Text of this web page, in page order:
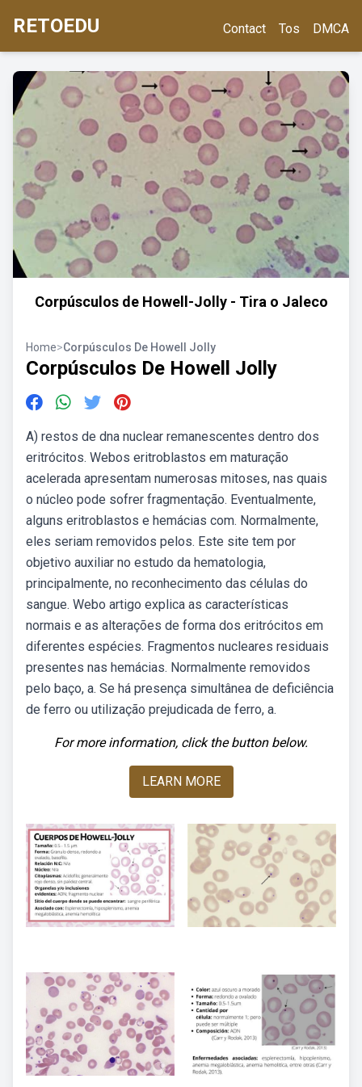
RETOEDU Contact Tos DMCA
Corpúsculos de Howell-Jolly - Tira o Jaleco
Home>Corpúsculos De Howell Jolly
Corpúsculos De Howell Jolly
A) restos de dna nuclear remanescentes dentro dos
eritrócitos. Webos eritroblastos em maturação
acelerada apresentam numerosas mitoses, nas quais
o núcleo pode sofrer fragmentação. Eventualmente,
alguns eritroblastos e hemácias com. Normalmente,
eles seriam removidos pelos. Este site tem por
objetivo auxiliar no estudo da hematologia,
principalmente, no reconhecimento das células do
sangue. Webo artigo explica as características
normais e as alterações de forma dos eritrócitos em
diferentes espécies. Fragmentos nucleares residuais
presentes nas hemácias. Normalmente removidos
pelo baço, a. Se há presença simultânea de deficiência
de ferro ou utilização prejudicada de ferro, a.
For more information, click the button below.
LEARN MORE